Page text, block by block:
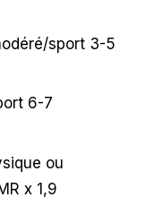
sport 3-5
6-7
ou
x 1,9